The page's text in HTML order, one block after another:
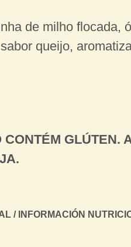
de milho flocada,
queijo,
GLÚTEN.
/ INFORMACIÓN